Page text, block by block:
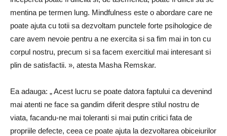
mentina pe termen lung. Mindfulness este o abordare care ne
poate ajuta cu totii sa dezvoltam punctele forte psihologice de
care avem nevoie pentru a ne exercita si sa fim mai in ton cu
corpul nostru, precum si sa facem exercitiul mai interesant si
plin de satisfactii. », atesta Masha Remskar.
Ea adauga: „ Acest lucru se poate datora faptului ca devenind
mai atenti ne face sa gandim diferit despre stilul nostru de
viata, facandu-ne mai toleranti si mai putin critici fata de
propriile defecte, ceea ce poate ajuta la dezvoltarea obiceiurilor